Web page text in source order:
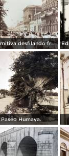
La comitiva desfilando frente a palacio Culiacán, Sinaloa.
Paseo Humaya.